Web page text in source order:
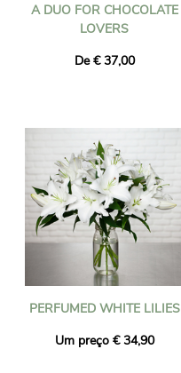
A DUO FOR CHOCOLATE
LOVERS
De € 37,00
PERFUMED WHITE LILIES
Um preço € 34,90